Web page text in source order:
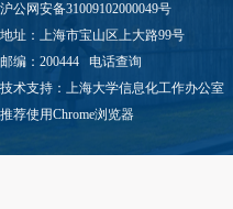
沪公网安备31009102000049号
地址：上海市宝山区上大路99号
邮编：200444 电话查询
技术支持： 上海大学信息化工作办公室
推荐使用Chrome浏览器